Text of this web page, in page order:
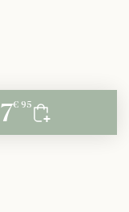
7€ 95